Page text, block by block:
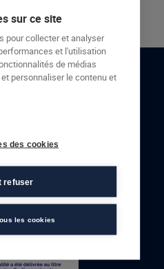
CONTACT
sur ce site
pour collecter et analyser
et l'utilisation
de médias
personnaliser le contenu et
des cookies
refuser
les cookies